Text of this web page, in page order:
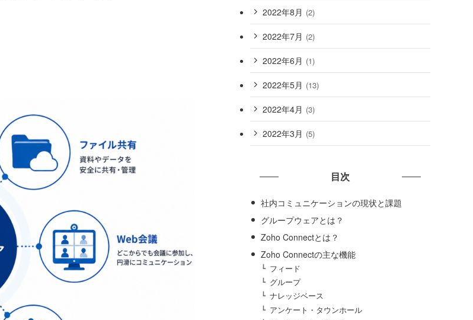
2022年8月 (2)
2022年7月 (2)
2022年6月 (1)
2022年5月 (13)
2022年4月 (3)
2022年3月 (5)
目次
社内コミュニケーションの現状と課題
グループウェアとは？
Zoho Connectとは？
Zoho Connectの主な機能
フィード
グループ
ナレッジベース
アンケート・タウンホール